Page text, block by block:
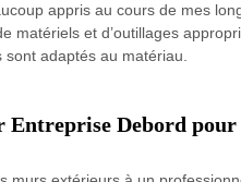
appris au cours de mes
matériels et d’outillages
adaptés au matériau.
Debord pour